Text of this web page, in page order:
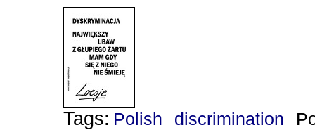
Tags: Polish discrimination